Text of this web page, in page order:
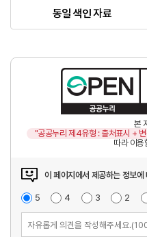
동일 색인 자료
본
"공공누리 제4유형 : 출처표시 +
따라 이용
이 페이지에서 제공하는 정보
매
만
족
5
만
4
보
3
불
족
2